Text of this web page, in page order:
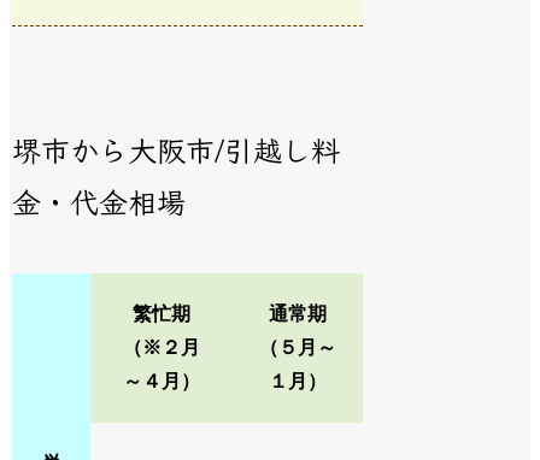
堺市から大阪市/引越し料
金・代金相場
繁忙期
（※２月
～４月）
通常期
（５月～
１月）